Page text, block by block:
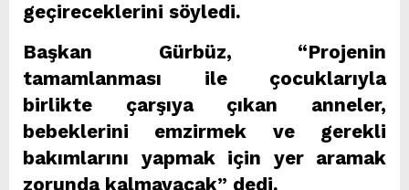
geçireceklerini söyledi.
Başkan Gürbüz, “Projenin
tamamlanması ile çocuklarıyla
birlikte çarşıya çıkan anneler,
bebeklerini emzirmek ve gerekli
bakımlarını yapmak için yer aramak
zorunda kalmayacak” dedi.